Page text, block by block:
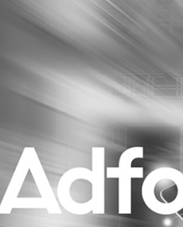
Gedragsverandering
Influencer marketing
Interne communicatie